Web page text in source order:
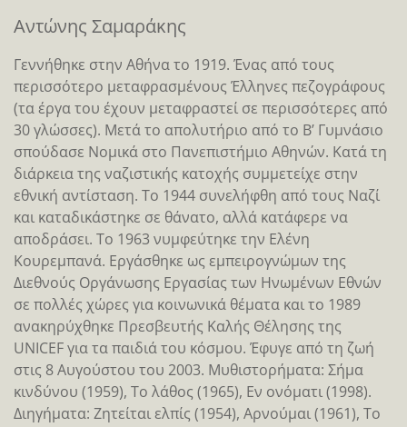
Αντώνης Σαμαράκης
Γεννήθηκε στην Αθήνα το 1919. Ένας από τους
περισσότερο μεταφρασμένους Έλληνες πεζογράφους
(τα έργα του έχουν μεταφραστεί σε περισσότερες από
30 γλώσσες). Μετά το απολυτήριο από το Β’ Γυμνάσιο
σπούδασε Νομικά στο Πανεπιστήμιο Αθηνών. Κατά τη
διάρκεια της ναζιστικής κατοχής συμμετείχε στην
εθνική αντίσταση. Το 1944 συνελήφθη από τους Ναζί
και καταδικάστηκε σε θάνατο, αλλά κατάφερε να
αποδράσει. Το 1963 νυμφεύτηκε την Ελένη
Κουρεμπανά. Εργάσθηκε ως εμπειρογνώμων της
Διεθνούς Οργάνωσης Εργασίας των Ηνωμένων Εθνών
σε πολλές χώρες για κοινωνικά θέματα και το 1989
ανακηρύχθηκε Πρεσβευτής Καλής Θέλησης της
UNICEF για τα παιδιά του κόσμου. Έφυγε από τη ζωή
στις 8 Αυγούστου του 2003. Μυθιστορήματα: Σήμα
κινδύνου (1959), Το λάθος (1965), Εν ονόματι (1998).
Διηγήματα: Ζητείται ελπίς (1954), Αρνούμαι (1961), Το